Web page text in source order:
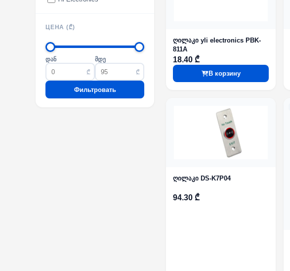
ЦЕНА (₾)
დან
₾
მდე
₾
Фильтровать
ღილაკი yli electronics PBK-
811A
18.40 ₾
В корзину
ღილაკი DS-K7P04
94.30 ₾